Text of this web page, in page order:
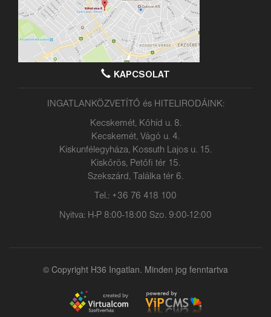
KAPCSOLAT
INGATLANKÖZVETÍTŐ és HITELIRODÁINK:
Kecskemét, Kőhíd u. 8.
Kecskemét, Vágó u. 4.
Kiskunfélegyháza, Kossuth Lajos u. 15.
Kiskőrös, Petőfi tér 15.
Szekszárd, Találka tér 6.
Tel.: +36 76 418 100
Nyitva: H-P 8:00-18:00 Szo. 9:00-12:00
© Copyright H36 Ingatlan. Minden jog fenntartva